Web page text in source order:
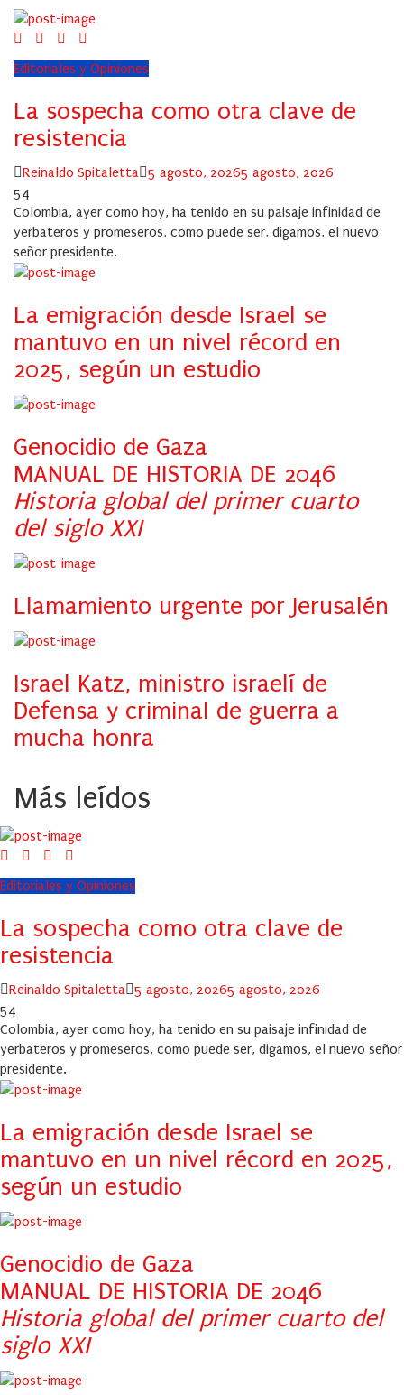
Editoriales y Opiniones
La sospecha como otra clave de
resistencia
Author
Reinaldo Spitaletta Posted
5 agosto, 20265 agosto, 2026
54
Colombia, ayer como hoy, ha tenido en su paisaje infinidad de
yerbateros y promeseros, como puede ser, digamos, el nuevo
señor presidente.
La emigración desde Israel se
mantuvo en un nivel récord en
2025, según un estudio
Genocidio de Gaza
MANUAL DE HISTORIA DE 2046
Historia global del primer cuarto
del siglo XXI
Llamamiento urgente por Jerusalén
Israel Katz, ministro israelí de
Defensa y criminal de guerra a
mucha honra
Más leídos
Editoriales y Opiniones
La sospecha como otra clave de
resistencia
Author
Reinaldo Spitaletta Posted
5 agosto, 20265 agosto, 2026
54
Colombia, ayer como hoy, ha tenido en su paisaje infinidad de
yerbateros y promeseros, como puede ser, digamos, el nuevo señor
presidente.
La emigración desde Israel se
mantuvo en un nivel récord en 2025,
según un estudio
Genocidio de Gaza
MANUAL DE HISTORIA DE 2046
Historia global del primer cuarto del
siglo XXI